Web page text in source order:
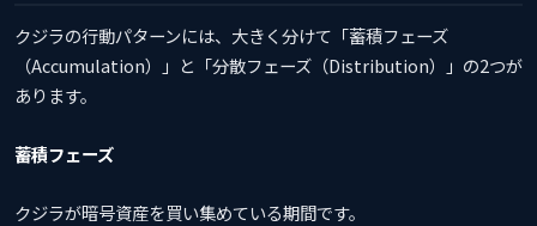
クジラの行動パターンには、大きく分けて「蓄積フェーズ
（Accumulation）」と「分散フェーズ（Distribution）」の2つが
あります。
蓄積フェーズ
クジラが暗号資産を買い集めている期間です。